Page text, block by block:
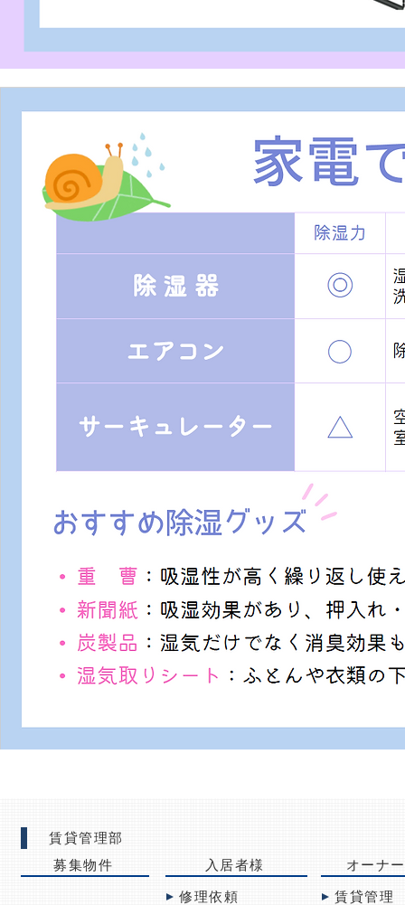
賃貸管理部
募集物件
入居者様
修理依頼
オーナ
賃貸管理